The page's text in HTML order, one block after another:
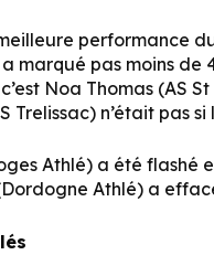
performance
marqué pas moins de
c’est Noa Thomas (AS
Trelissac) n’était pas si
Athlé) a été flashé
Athlé) a